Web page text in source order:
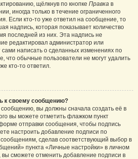
щёлкнув по кнопке Правка в
иногда только в течение ограниченного
Если кто-то уже ответил на сообщение, то
надпись, которая показывает количество
последней из них. Эта надпись не
редактировал администратор или
сами написать о сделанных изменениях по
что обычные пользователи не могут удалить
кто-то ответил.
к своему сообщению?
сообщению, вы должны сначала создать её в
вы можете отметить флажком пункт
отправки сообщения, чтобы подпись
настроить добавление подписи по
сделав соответствующий выбор в
пункта «Личные настройки» в личном
сможете отменить добавление подписи в